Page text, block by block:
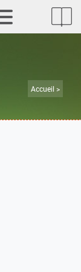
Accueil >